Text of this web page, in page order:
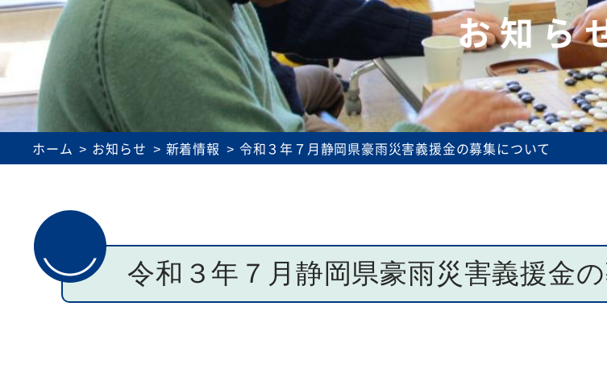
長泉町社会福祉協議会の財政 地域福祉活動計画
ご寄付・募金
苦情解決窓口設置事業
理事会・評議員会議事録 介護事業所運営規程等
お知ら
ホーム お知らせ 新着情報 令和３年７月静岡県豪雨災害義援金の募集について
令和３年７月静岡県豪雨災害義援金